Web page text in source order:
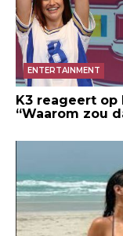
ENTERTAINMENT
K3 reageert
“Waarom zou